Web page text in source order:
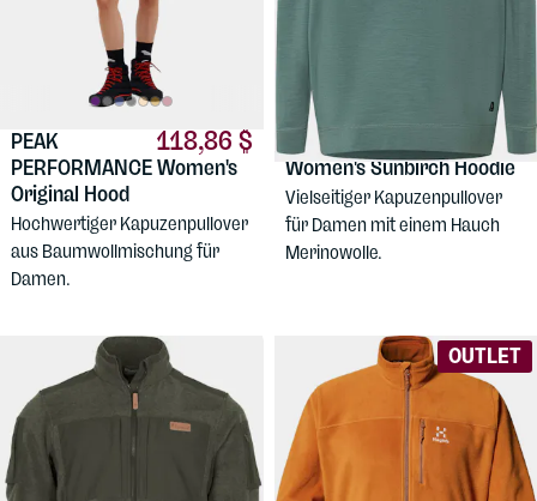
118,86 $
PEAK
PERFORMANCEWomen's
Original Hood
Hochwertiger Kapuzenpullover
aus Baumwollmischung für
Damen.
87,13 $
SUPERNATURAL
Women's Sunbirch Hoodie
Vielseitiger Kapuzenpullover
für Damen mit einem Hauch
Merinowolle.
OUTLET